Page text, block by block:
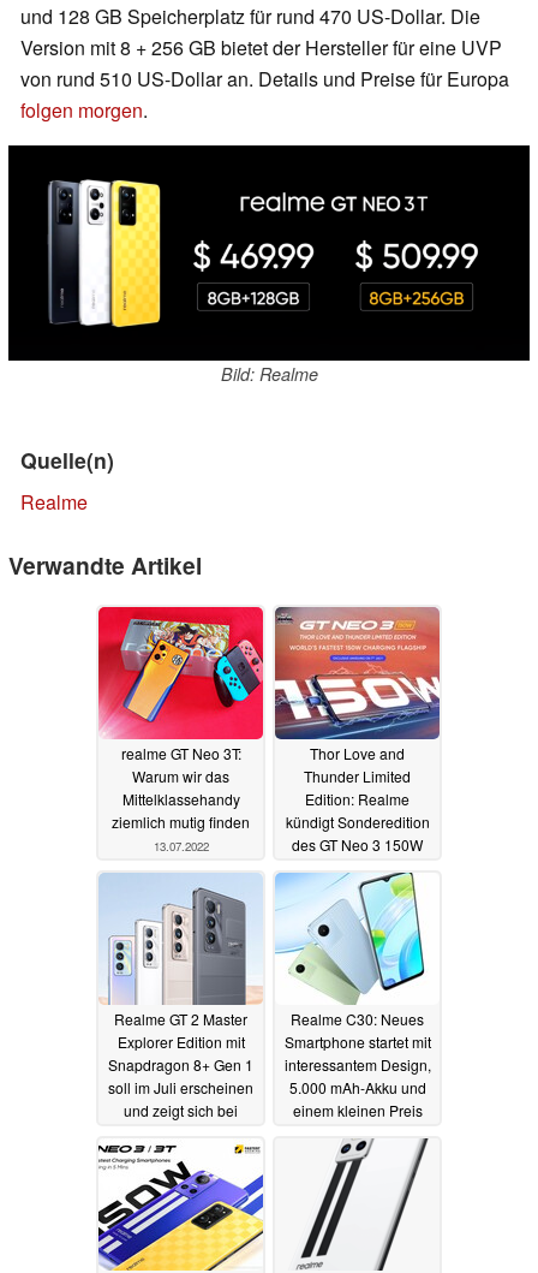
und 128 GB Speicherplatz für rund 470 US-Dollar. Die
Version mit 8 + 256 GB bietet der Hersteller für eine UVP
von rund 510 US-Dollar an. Details und Preise für Europa
folgen morgen.
Bild: Realme
Quelle(n)
Realme
Verwandte Artikel
realme GT Neo 3T:
Warum wir das
Mittelklassehandy
ziemlich mutig finden
13.07.2022
Thor Love and
Thunder Limited
Edition: Realme
kündigt Sonderedition
des GT Neo 3 150W
Blockbuster an
30.06.2022
Realme GT 2 Master
Explorer Edition mit
Snapdragon 8+ Gen 1
soll im Juli erscheinen
und zeigt sich bei
Realme C30: Neues
Smartphone startet mit
interessantem Design,
5.000 mAh-Akku und
einem kleinen Preis
20.06.2022